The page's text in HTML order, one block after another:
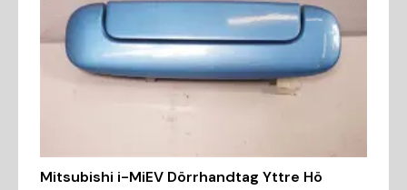
Mitsubishi i-MiEV Dörrhandtag Yttre Hö